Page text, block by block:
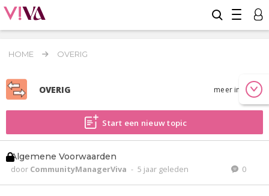
HOME OVERIG
OVERIG meer info
Start een nieuw topic
Algemene Voorwaarden
door CommunityManagerViva - 5 jaar geleden 0